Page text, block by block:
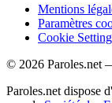
Mentions
Paramètres
Cookie
© 2026 Paroles.net
Paroles.net dispose